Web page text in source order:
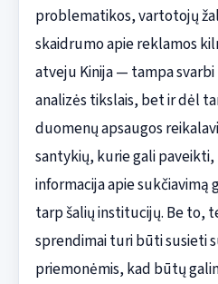
problematikos, vartotojų
skaidrumo apie reklamos
atveju Kinija — tampa
analizės tikslais, bet ir dėl
duomenų apsaugos
santykių, kurie gali
informacija apie
tarp šalių institucijų. Be to,
sprendimai turi būti susieti
priemonėmis, kad būtų